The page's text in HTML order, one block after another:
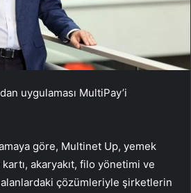
uygulaması MultiPay’i
göre, Multinet Up, yemek
akaryakıt, filo yönetimi ve
çözümleriyle şirketlerin